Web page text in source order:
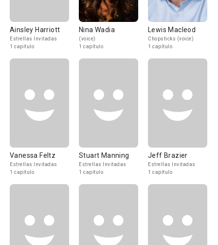
Ainsley Harriott
Estrellas Invitadas
1 capítulo
Nina Wadia
(voice)
1 capítulo
Lewis Macleod
Chopsticks (voice)
1 capítulo
Vanessa Feltz
Estrellas Invitadas
1 capítulo
Stuart Manning
Estrellas Invitadas
1 capítulo
Jeff Brazier
Estrellas Invitadas
1 capítulo